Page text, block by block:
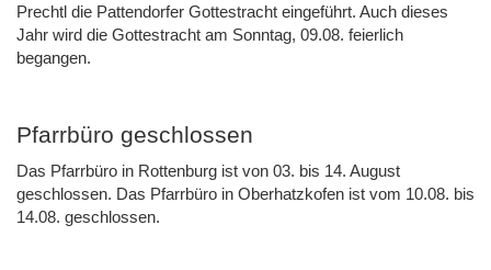
Prechtl die Pattendorfer Gottestracht eingeführt. Auch dieses
Jahr wird die Gottestracht am Sonntag, 09.08. feierlich
begangen.
Pfarrbüro geschlossen
Das Pfarrbüro in Rottenburg ist von 03. bis 14. August
geschlossen. Das Pfarrbüro in Oberhatzkofen ist vom 10.08. bis
14.08. geschlossen.